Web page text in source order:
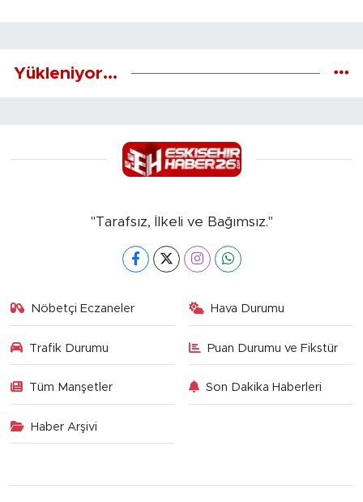
Yükleniyor...
"Tarafsız, İlkeli ve Bağımsız."
Nöbetçi Eczaneler Hava Durumu
Trafik Durumu Puan Durumu ve Fikstür
Tüm Manşetler Son Dakika Haberleri
Haber Arşivi